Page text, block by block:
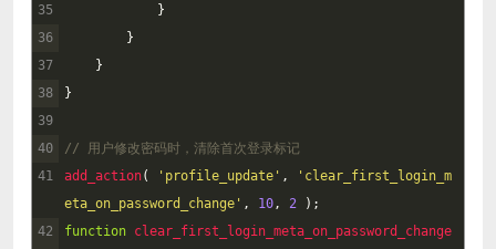
35
36
37
38
39
40
41
42
}
}
}
}
// 用户修改密码时，清除首次登录标记
add_action( 'profile_update' ,
'clear_first_login_m
eta_on_password_change' , 10 , 2 ) ;
function clear_first_login_meta_on_password_change